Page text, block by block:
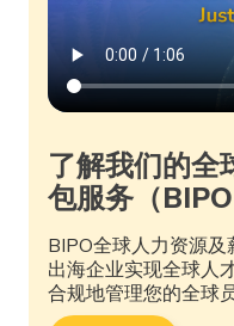
了解我们的全
包服务（BIPO
BIPO全球人力资源
出海企业实现全球人
合规地管理您的全球